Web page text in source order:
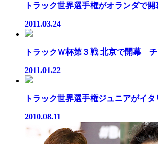
トラック世界選手権がオランダで
2011.03.24
トラックＷ杯第３戦 北京で開幕
2011.01.22
トラック世界選手権ジュニアがイ
2010.08.11